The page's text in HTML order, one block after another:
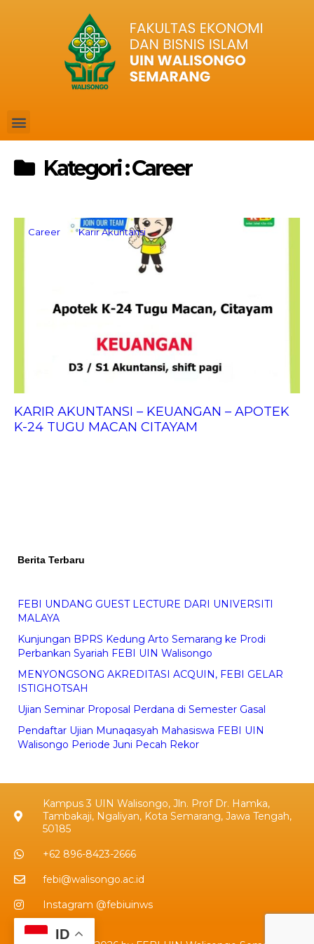
Kategori : Career
Career Karir Akuntansi
KARIR AKUNTANSI – KEUANGAN – APOTEK
K-24 TUGU MACAN CITAYAM
Berita Terbaru
FEBI UNDANG GUEST LECTURE DARI UNIVERSITI
MALAYA
Kunjungan BPRS Kedung Arto Semarang ke Prodi
Perbankan Syariah FEBI UIN Walisongo
MENYONGSONG AKREDITASI ACQUIN, FEBI GELAR
ISTIGHOTSAH
Ujian Seminar Proposal Perdana di Semester Gasal
Pendaftar Ujian Munaqasyah Mahasiswa FEBI UIN
Walisongo Periode Juni Pecah Rekor
Kampus 3 UIN Walisongo, Jln. Prof Dr. Hamka,
Tambakaji, Ngaliyan, Kota Semarang, Jawa Tengah,
50185
+62 896-8423-2666
febi@walisongo.ac.id
Instagram @febiuinws
ID